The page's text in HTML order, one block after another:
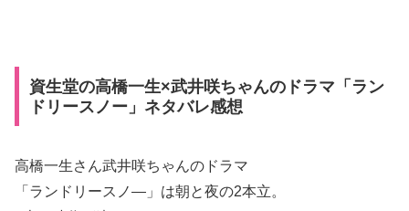
資生堂の高橋一生×武井咲ちゃんのドラマ「ラン
ドリースノー」ネタバレ感想
高橋一生さん武井咲ちゃんのドラマ
「ランドリースノ―」は朝と夜の2本立。